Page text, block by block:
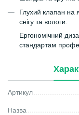
Глухий клапан на
снігу та вологи.
Ергономічний
стандартам
Артикул
Назва